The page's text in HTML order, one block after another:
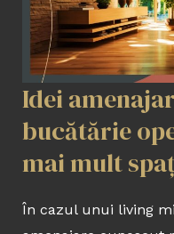
Idei
bucătărie
mai mult
În cazul unui living